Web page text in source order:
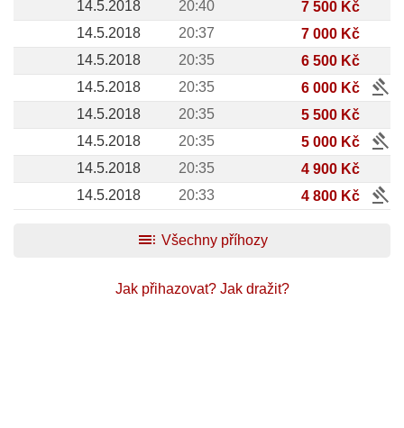
14.5.2018
20:40
7 500 Kč
14.5.2018
20:37
7 000 Kč
14.5.2018
20:35
6 500 Kč
14.5.2018
20:35 6 000 Kč gavel
14.5.2018 20:35
5 500 Kč
14.5.2018
20:35 5 000 Kč gavel
14.5.2018 20:35
4 900 Kč
14.5.2018
20:33 4 800 Kč
gavel
toc Všechny příhozy
Jak přihazovat? Jak dražit?